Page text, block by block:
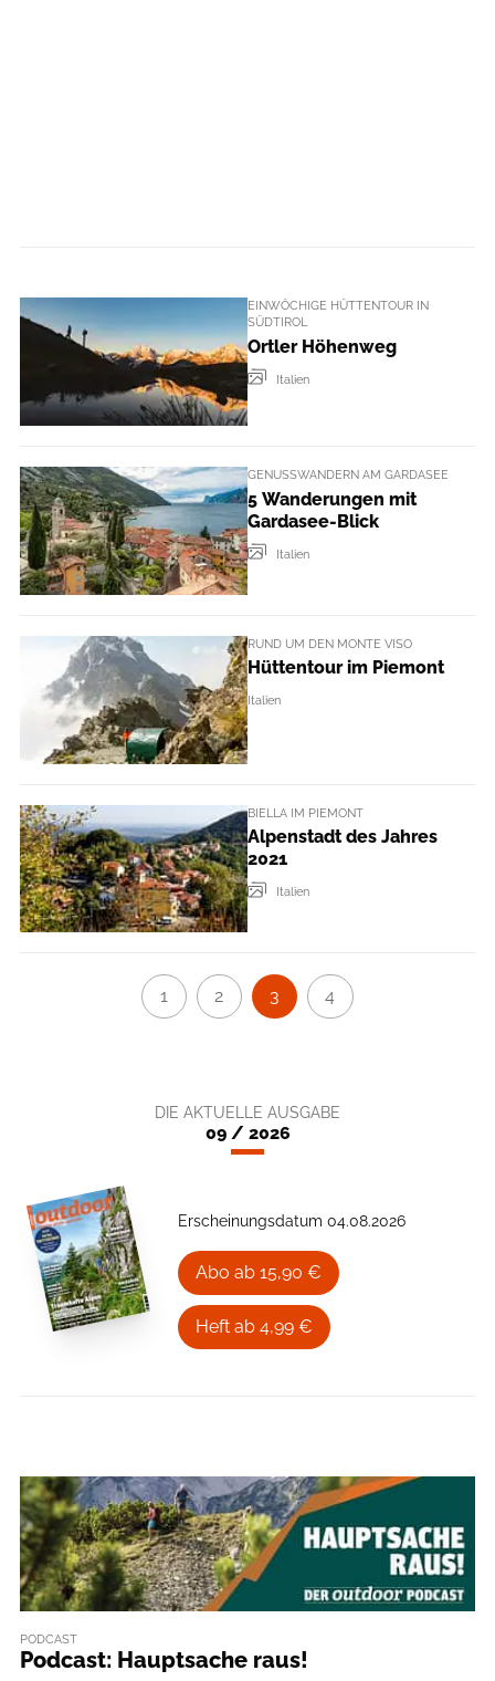
EINWÖCHIGE HÜTTENTOUR IN
SÜDTIROL
Ortler Höhenweg
Italien
GENUSSWANDERN AM GARDASEE
5 Wanderungen mit
Gardasee-Blick
Italien
RUND UM DEN MONTE VISO
Hüttentour im Piemont
Italien
BIELLA IM PIEMONT
Alpenstadt des Jahres
2021
Italien
1 2 3 4
DIE AKTUELLE AUSGABE
09 / 2026
Erscheinungsdatum 04.08.2026
Abo ab 15,90 €
Heft ab 4,99 €
PODCAST
Podcast: Hauptsache raus!